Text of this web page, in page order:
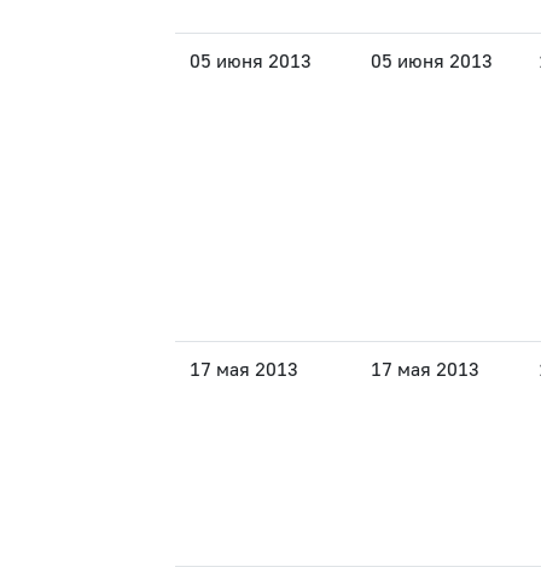
05 июня 2013 05 июня 2013
17 мая 2013 17 мая 2013